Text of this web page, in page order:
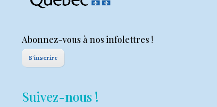
Abonnez-vous à nos infolettres !
S'inscrire
Suivez-nous !